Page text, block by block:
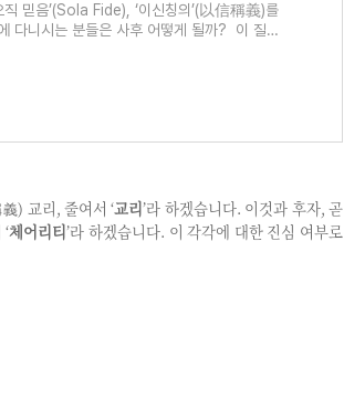
직 믿음’(Sola Fide), ‘이신칭의’(以信稱義)를
다니시는 분들은 사후 어떻게 될까? 이 질문
) 교리, 줄여서 ‘교리’라 하겠습니다. 이것과 후자, 곧
체어리티’라 하겠습니다. 이 각각에 대한 진심 여부로